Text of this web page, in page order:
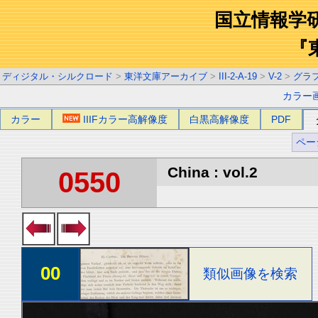
国立情報学
『
ディジタル・シルクロード > 東洋文庫アーカイブ > III-2-A-19 > V-2 > グラ
カラー
カラー IIIFカラー高解像度 白黒高解像度 PDF
ペー
0550 China : vol.2
00 類似画像を検索